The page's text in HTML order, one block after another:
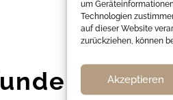
um
Technologien
auf dieser Website
zurückziehen, können
Akzeptieren